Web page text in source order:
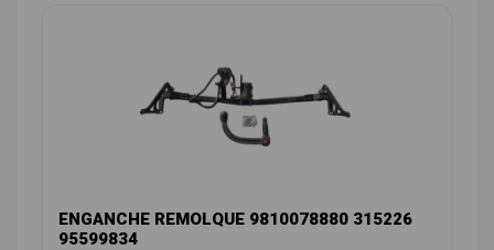
ENGANCHE REMOLQUE 9810078880 315226
95599834